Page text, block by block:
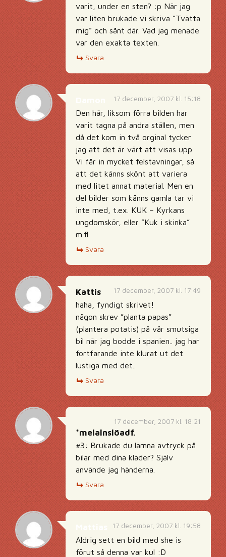
varit, under en sten? :p När jag
var liten brukade vi skriva ”Tvätta
mig” och sånt där. Vad jag menade
var den exakta texten.
Svara
17 december, 2007 kl. 15:18
Den här, liksom förra bilden har
varit tagna på andra ställen, men
då det kom in två orginal tycker
jag att det är värt att visas upp.
Vi får in mycket felstavningar, så
att det känns skönt att variera
med litet annat material. Men en
del bilder som känns gamla tar vi
inte med, t.ex. KUK – Kyrkans
ungdomskör, eller ”Kuk i skinka”
m.fl.
Svara
17 december, 2007 kl. 17:49
Kattis
haha, fyndigt skrivet!
någon skrev ”planta papas”
(plantera potatis) på vår smutsiga
bil när jag bodde i spanien.. jag har
fortfarande inte klurat ut det
lustiga med det..
Svara
17 december, 2007 kl. 18:21
*melalnslöadf.
#3: Brukade du lämna avtryck på
bilar med dina kläder? Själv
använde jag händerna.
Svara
17 december, 2007 kl. 19:58
Aldrig sett en bild med she is
förut så denna var kul :D